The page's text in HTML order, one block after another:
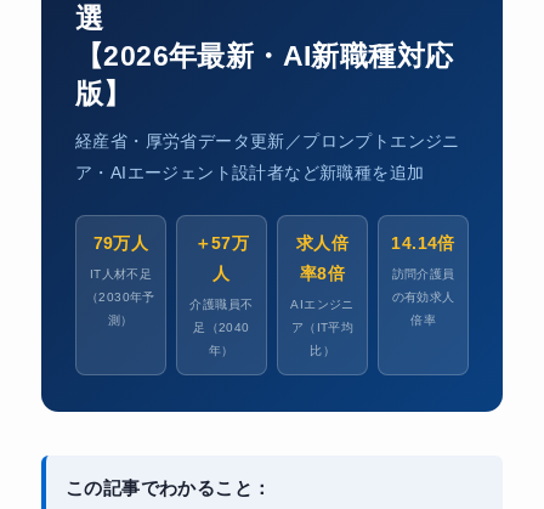
選
【2026年最新・AI新職種対応
版】
経産省・厚労省データ更新／プロンプトエンジニ
ア・AIエージェント設計者など新職種を追加
79万人
IT人材不足
（2030年予
測）
＋57万
人
介護職員不
足（2040
年）
求人倍
率8倍
AIエンジニ
ア（IT平均
比）
14.14倍
訪問介護員
の有効求人
倍率
この記事でわかること：